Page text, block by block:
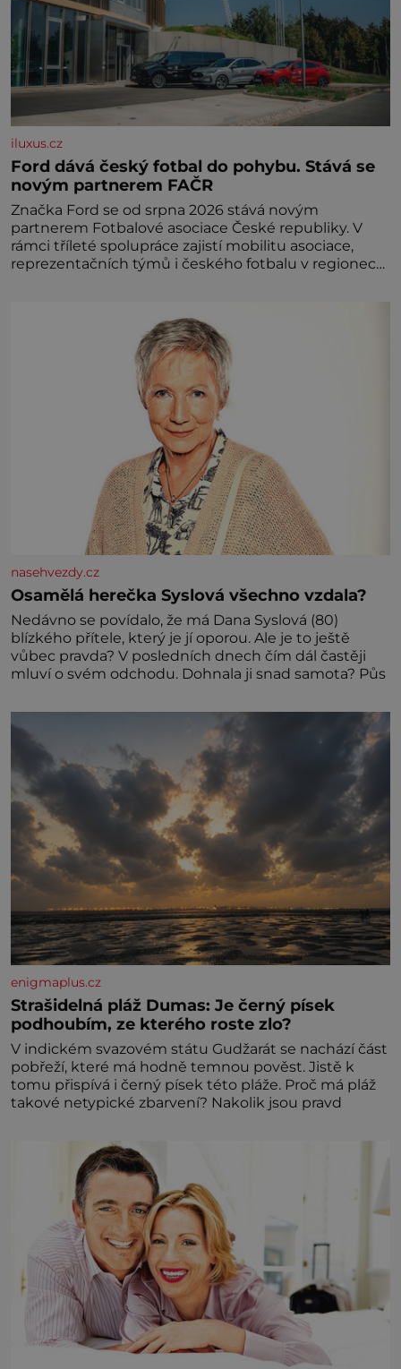
iluxus.cz
Ford dává český fotbal do pohybu. Stává se
novým partnerem FAČR
Značka Ford se od srpna 2026 stává novým
partnerem Fotbalové asociace České republiky. V
rámci tříleté spolupráce zajistí mobilitu asociace,
reprezentačních týmů i českého fotbalu v regionech.
nasehvezdy.cz
Osamělá herečka Syslová všechno vzdala?
Nedávno se povídalo, že má Dana Syslová (80)
blízkého přítele, který je jí oporou. Ale je to ještě
vůbec pravda? V posledních dnech čím dál častěji
mluví o svém odchodu. Dohnala ji snad samota? Půs
enigmaplus.cz
Strašidelná pláž Dumas: Je černý písek
podhoubím, ze kterého roste zlo?
V indickém svazovém státu Gudžarát se nachází část
pobřeží, které má hodně temnou pověst. Jistě k
tomu přispívá i černý písek této pláže. Proč má pláž
takové netypické zbarvení? Nakolik jsou pravd